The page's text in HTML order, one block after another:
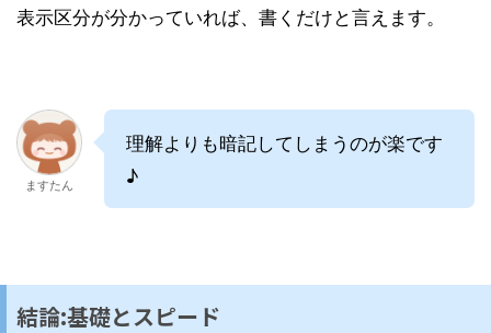
表示区分が分かっていれば、書くだけと言えます。
ますたん
理解よりも暗記してしまうのが楽です
♪
結論:基礎とスピード